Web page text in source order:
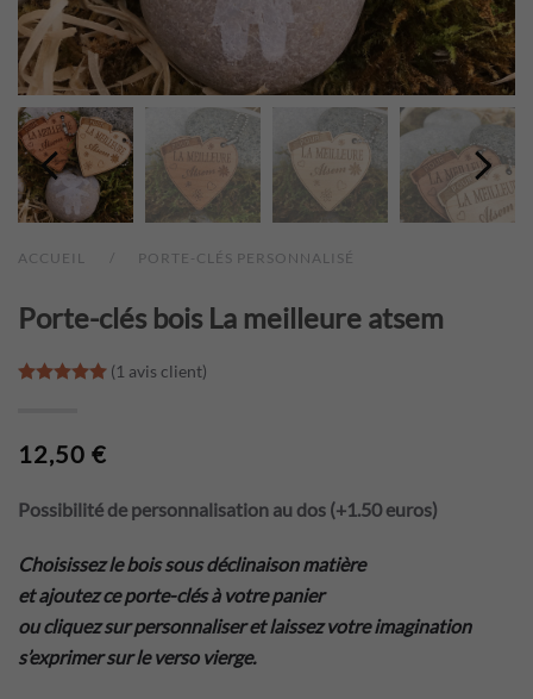
ACCUEIL PORTE-CLÉS PERSONNALISÉ
Porte-clés bois La meilleure atsem
Noté5.00sur 5 basé sur
1(1 avis client)
12,50 €
Possibilité de personnalisation au dos (+1.50 euros)
Choisissez le bois sous déclinaison matière
et ajoutez ce porte-clés à votre panier
ou cliquez sur personnaliser et laissez votre imagination
s’exprimer sur le verso vierge.